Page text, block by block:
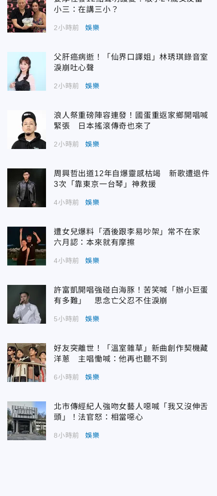
小三：在講三小？
2小時前 娛樂
父肝癌病逝！「仙界口譯姐」林琇琪錄音室
淚崩吐心聲
2小時前 娛樂
浪人祭重磅陣容連發！國蛋重返家鄉開唱喊
緊張 日本搖滾傳奇也來了
2小時前 娛樂
周興哲出道12年自爆靈感枯竭 新歌遭退件
3次「靠東京一台琴」神救援
4小時前 娛樂
遭女兒爆料「酒後跟李易吵架」常不在家
六月認：本來就有摩擦
4小時前 娛樂
許富凱開唱強碰白海豚！苦笑喊「辦小巨蛋
有多難」 思念亡父忍不住淚崩
5小時前 娛樂
好友突離世！「溫室雜草」新曲創作契機藏
洋蔥 主唱慟喊：他再也聽不到
6小時前 娛樂
北市傳經紀人強吻女藝人噁喊「我又沒伸舌
頭」！法官怒：相當噁心
8小時前 娛樂